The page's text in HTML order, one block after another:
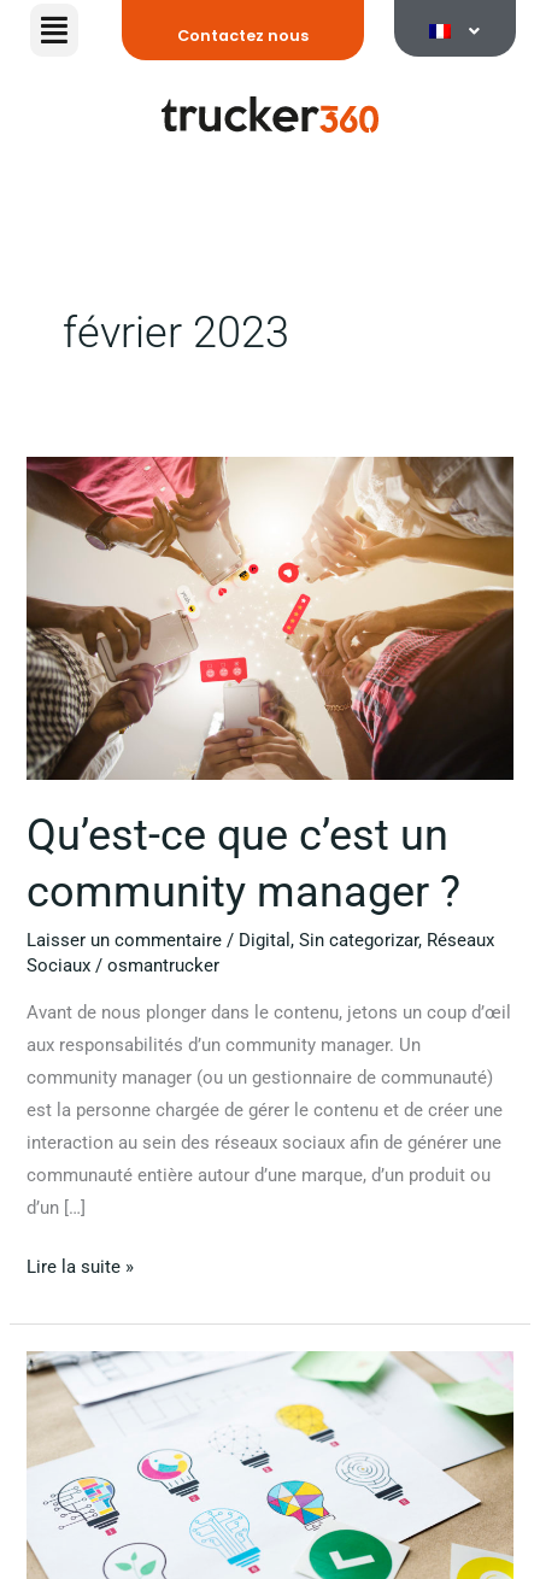
Contactez nous
février 2023
Qu’est-ce que c’est un
community manager ?
Laisser un commentaire / Digital ,Sin categorizar, Réseaux
Sociaux /osmantrucker
Avant de nous plonger dans le contenu, jetons un coup d’œil
aux responsabilités d’un community manager. Un
community manager (ou un gestionnaire de communauté)
est la personne chargée de gérer le contenu et de créer une
interaction au sein des réseaux sociaux afin de générer une
communauté entière autour d’une marque, d’un produit ou
d’un […]
Qu’est-
ce
un
community
manager
?
Lire la suite »
Comment
analyser
logo